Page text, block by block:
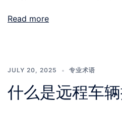
Read more
JULY 20, 2025 专业术语
什么是远程车